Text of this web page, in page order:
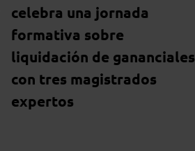
celebra una jornada
formativa sobre
liquidación de gananciales
con tres magistrados
expertos